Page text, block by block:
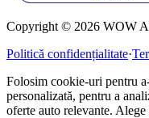
Copyright © 2026 WOW
Politică confidențialitate·
Folosim cookie-uri pentru
personalizată, pentru a
oferte auto relevante.